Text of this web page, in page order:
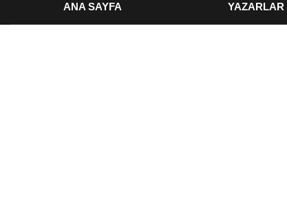
ANA SAYFA YAZARLAR